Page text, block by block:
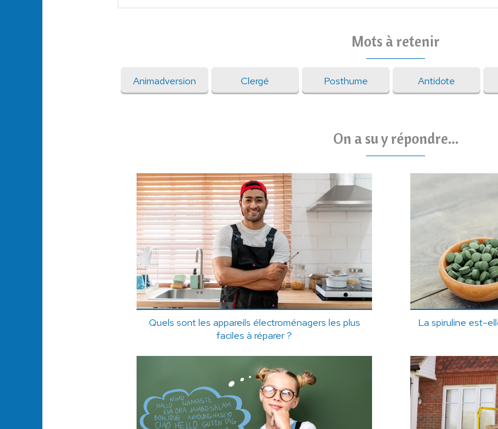
Mots à retenir
Animadversion Clergé Posthume Antidote
On a su y répondre...
Quels sont les appareils électroménagers les plus
faciles à réparer ?
La spiruline est-